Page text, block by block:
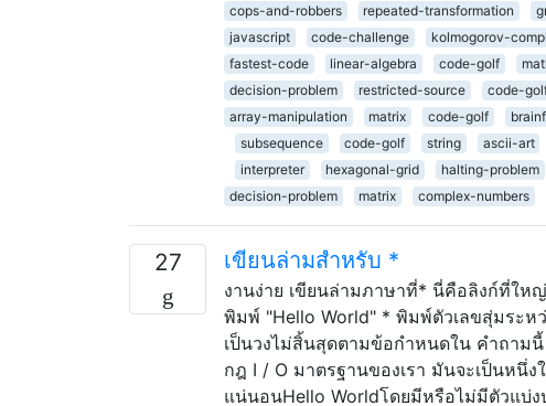
cops-and-robbers
repeated-transformation
javascript
code-challenge kolmogorov-
fastest-code
linear-algebra code-golf
decision-problem
restricted-source code-
array-manipulation
matrix code-golf
subsequence
code-golf string ascii-art
interpreter
hexagonal-grid halting-problem
decision-problem
matrix complex-numbers
27 เขียนล่ามสำหรับ *
งานง่าย เขียนล่ามภาษาที่* นี่คือลิงก์ที่ให
พิมพ์ "Hello World" * พิมพ์ตัวเลขสุ่มระห
เป็นวงไม่สิ้นสุดตามข้อกำหนดใน คำถาม
กฎ I / O มาตรฐานของเรา มันจะเป็นหนึ่
แน่นอนHello Worldโดยมีหรือไม่มีตัวแบ่